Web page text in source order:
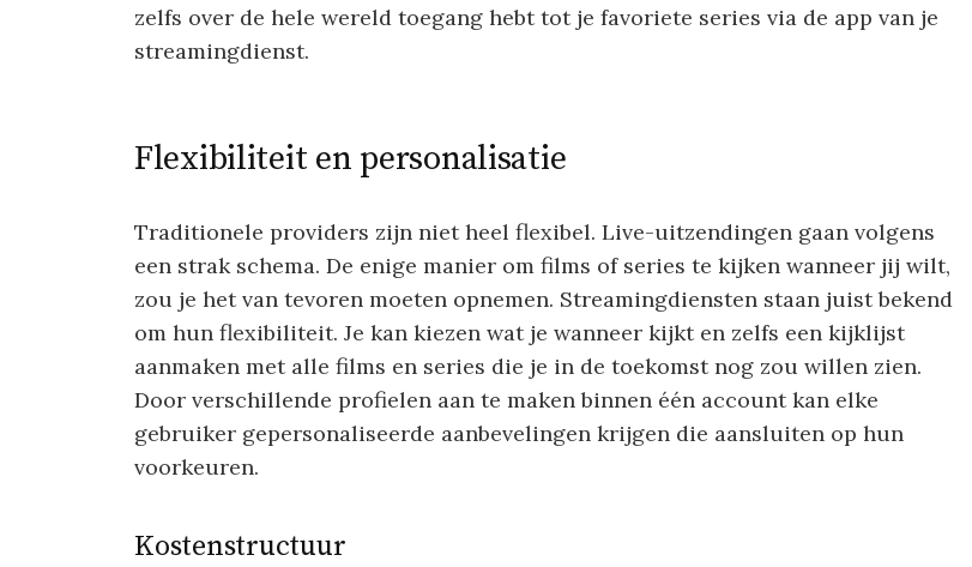
zelfs over de hele wereld toegang hebt tot je favoriete series via de app van je
streamingdienst.
Flexibiliteit en personalisatie
Traditionele providers zijn niet heel flexibel. Live-uitzendingen gaan volgens
een strak schema. De enige manier om films of series te kijken wanneer jij wilt,
zou je het van tevoren moeten opnemen. Streamingdiensten staan juist bekend
om hun flexibiliteit. Je kan kiezen wat je wanneer kijkt en zelfs een kijklijst
aanmaken met alle films en series die je in de toekomst nog zou willen zien.
Door verschillende profielen aan te maken binnen één account kan elke
gebruiker gepersonaliseerde aanbevelingen krijgen die aansluiten op hun
voorkeuren.
Kostenstructuur